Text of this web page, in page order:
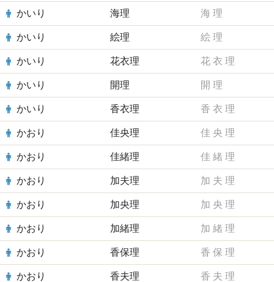
かいり 海理 海 理
かいり 絵理 絵 理
かいり 花衣理 花 衣 理
かいり 開理 開 理
かいり 香衣理 香 衣 理
かおり 佳央理 佳 央 理
かおり 佳緒理 佳 緒 理
かおり 加夫理 加 夫 理
かおり 加央理 加 央 理
かおり 加緒理 加 緒 理
かおり 香保理 香 保 理
かおり 香夫理 香 夫 理